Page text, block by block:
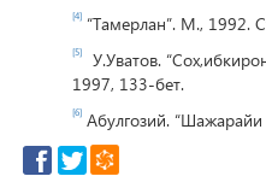
[4] “Тамерлан”. М., 1992.
[5]
У.Уватов.
1997, 133-бет.
[6] Абулгозий. “Шажарайи